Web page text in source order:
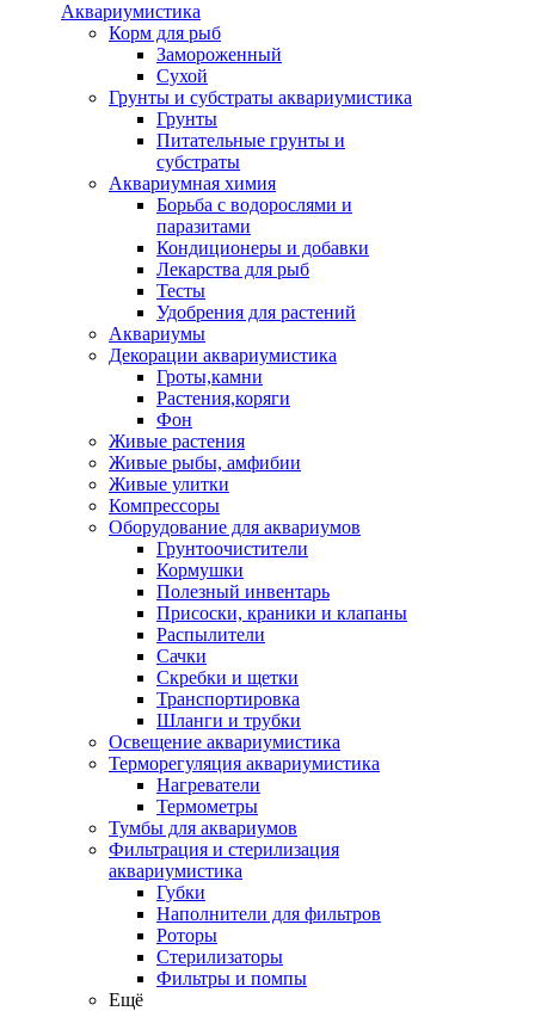
Аквариумистика
Корм для рыб
Замороженный
Сухой
Грунты и субстраты аквариумистика
Грунты
Питательные грунты и
субстраты
Аквариумная химия
Борьба с водорослями и
паразитами
Кондиционеры и добавки
Лекарства для рыб
Тесты
Удобрения для растений
Аквариумы
Декорации аквариумистика
Гроты,камни
Растения,коряги
Фон
Живые растения
Живые рыбы, амфибии
Живые улитки
Компрессоры
Оборудование для аквариумов
Грунтоочистители
Кормушки
Полезный инвентарь
Присоски, краники и клапаны
Распылители
Сачки
Скребки и щетки
Транспортировка
Шланги и трубки
Освещение аквариумистика
Терморегуляция аквариумистика
Нагреватели
Термометры
Тумбы для аквариумов
Фильтрация и стерилизация
аквариумистика
Губки
Наполнители для фильтров
Роторы
Стерилизаторы
Фильтры и помпы
Ещё